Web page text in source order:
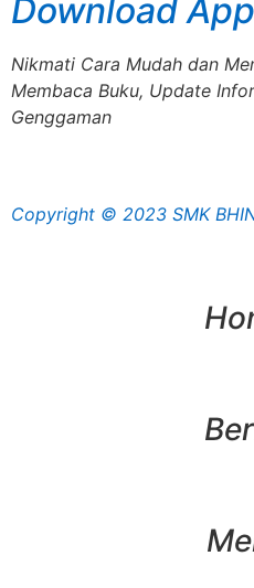
Download
Nikmati Cara Mudah dan
Membaca Buku, Update
Genggaman
Copyright © 2023 SMK